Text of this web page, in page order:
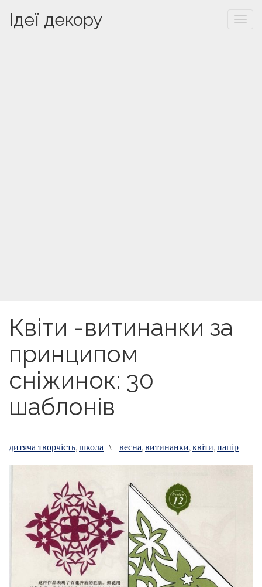
Ідеї декору
Квіти -витинанки за
принципом
сніжинок: 30
шаблонів
дитяча творчість,школа \ весна,витинанки,квіти,папір